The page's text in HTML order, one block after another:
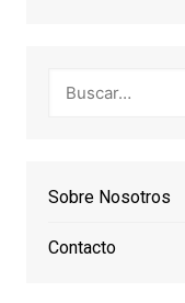
Sobre Nosotros
Contacto